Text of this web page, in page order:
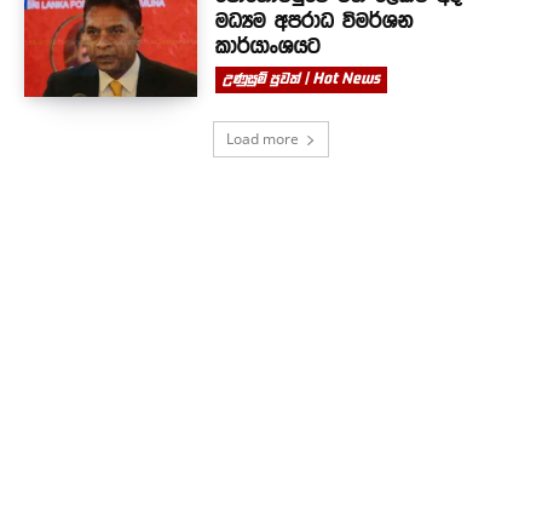
මධ්‍යම අපරාධ විමර්ශන
කාර්යාංශයට
උණුසුම් පුවත් | Hot News
Load more